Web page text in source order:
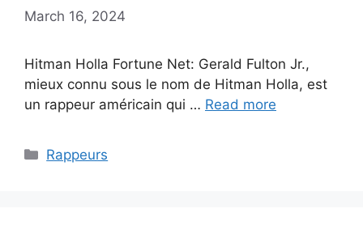
March 16, 2024
Hitman Holla Fortune Net: Gerald Fulton Jr.,
mieux connu sous le nom de Hitman Holla, est
un rappeur américain qui … Read more
Categories
Rappeurs